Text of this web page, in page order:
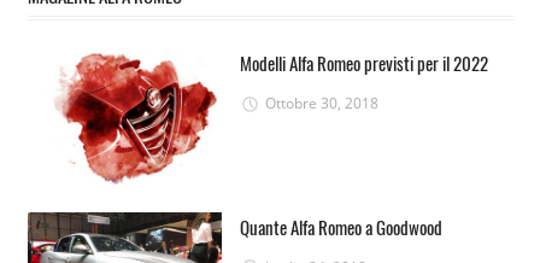
Modelli Alfa Romeo previsti per il 2022
Ottobre 30, 2018
Quante Alfa Romeo a Goodwood